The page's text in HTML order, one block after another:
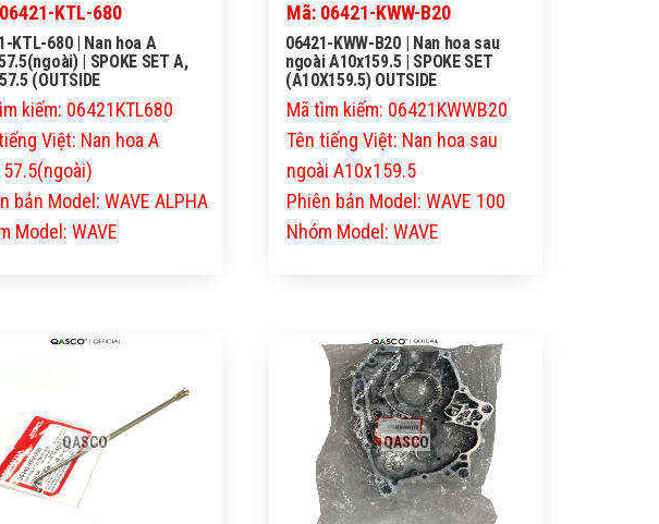
KTL-680
KTL-680 | Nan hoa A
| SPOKE SET A,
(OUTSIDE
kiếm: 06421KTL680
Việt: Nan hoa A
bản Model: WAVE ALPHA
Model: WAVE
Mã: 06421-KWW-B20
06421-KWW-B20 | Nan hoa sau
ngoài A10x159.5 | SPOKE SET
(A10X159.5) OUTSIDE
Mã tìm kiếm: 06421KWWB20
Tên tiếng Việt: Nan hoa sau
ngoài A10x159.5
Phiên bản Model: WAVE 100
Nhóm Model: WAVE
QASCO QASCO